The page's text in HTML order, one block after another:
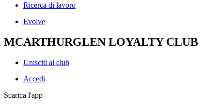
Ricerca di lavoro
Evolve
MCARTHURGLEN LOYALTY CLUB
Unisciti al club
Accedi
Scarica l'app